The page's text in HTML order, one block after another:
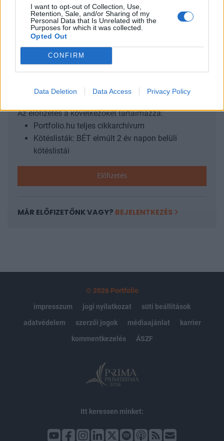
I want to opt-out of Collection, Use,
Retention, Sale, and/or Sharing of my
Personal Data that Is Unrelated with the
Purposes for which it was collected.
Opted Out
CONFIRM
Data Deletion Data Access Privacy Policy
nyilvánosságra kerülése után egyből megszólalt a
reformok...
KEDVES OLVASÓNK!
regisztrációhoz kötött.
Az előfizetés a következőket tartalmazza:
Portfolio.hu teljes cikkarchívum
Kötéslisták: BÉT elmúlt 2 év napon belüli
kötéslistái
Előfizetés
MÁR ELŐFIZETŐNK VAGY? BEJELENTKEZÉS
© 2026 Portfolio
impresszum
jogi nyilatkozat
süti beállítások
adatvédelem
szerzői jogok médiaajánlat
karrier
kommentkezelés
ÁSZF
Itt keressen minket: